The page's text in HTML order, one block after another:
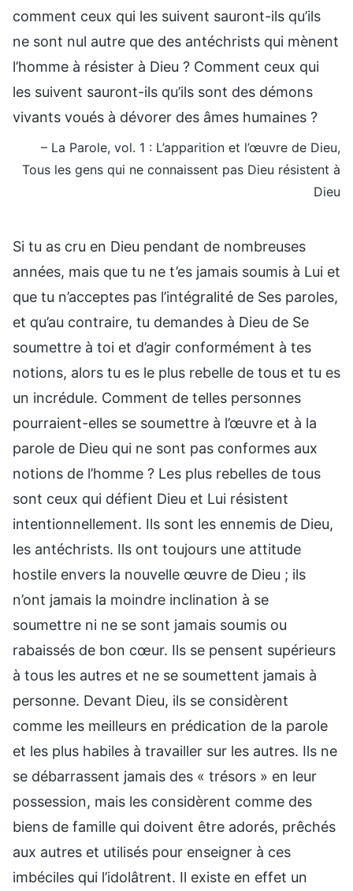
comment ceux qui les suivent sauront-ils qu’ils
ne sont nul autre que des antéchrists qui mènent
l’homme à résister à Dieu ? Comment ceux qui
les suivent sauront-ils qu’ils sont des démons
vivants voués à dévorer des âmes humaines ?
– La Parole, vol. 1 : L’apparition et l’œuvre de Dieu,
Tous les gens qui ne connaissent pas Dieu résistent à
Dieu
Si tu as cru en Dieu pendant de nombreuses
années, mais que tu ne t’es jamais soumis à Lui et
que tu n’acceptes pas l’intégralité de Ses paroles,
et qu’au contraire, tu demandes à Dieu de Se
soumettre à toi et d’agir conformément à tes
notions, alors tu es le plus rebelle de tous et tu es
un incrédule. Comment de telles personnes
pourraient-elles se soumettre à l’œuvre et à la
parole de Dieu qui ne sont pas conformes aux
notions de l’homme ? Les plus rebelles de tous
sont ceux qui défient Dieu et Lui résistent
intentionnellement. Ils sont les ennemis de Dieu,
les antéchrists. Ils ont toujours une attitude
hostile envers la nouvelle œuvre de Dieu ; ils
n’ont jamais la moindre inclination à se
soumettre ni ne se sont jamais soumis ou
rabaissés de bon cœur. Ils se pensent supérieurs
à tous les autres et ne se soumettent jamais à
personne. Devant Dieu, ils se considèrent
comme les meilleurs en prédication de la parole
et les plus habiles à travailler sur les autres. Ils ne
se débarrassent jamais des « trésors » en leur
possession, mais les considèrent comme des
biens de famille qui doivent être adorés, prêchés
aux autres et utilisés pour enseigner à ces
imbéciles qui l’idolâtrent. Il existe en effet un